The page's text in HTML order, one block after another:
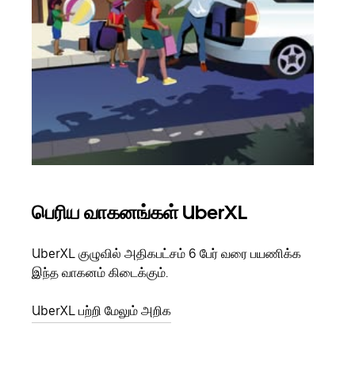
பெரிய வாகனங்கள் UberXL
UberXL குழுவில் அதிகபட்சம் 6 பேர் வரை பயணிக்க
இந்த வாகனம் கிடைக்கும்.
UberXL பற்றி மேலும் அறிக